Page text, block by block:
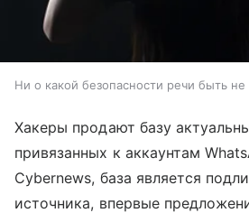
Ни о какой безопасности речи быть
Хакеры продают базу
привязанных к аккаунтам
Cybernews, база является
источника, впервые